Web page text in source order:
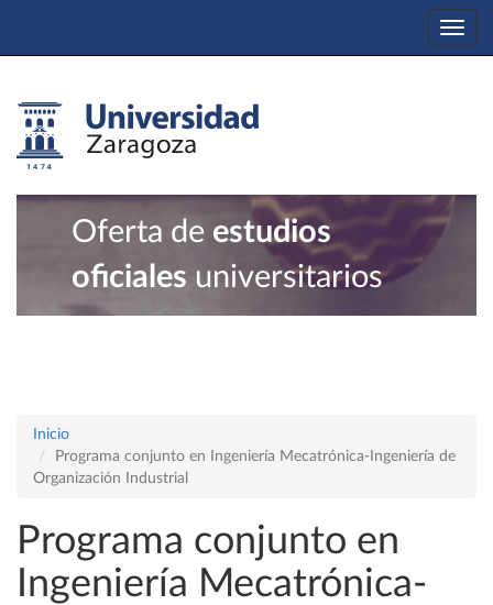
Oferta de estudios
oficiales universitarios
Inicio
Programa conjunto en Ingeniería Mecatrónica-Ingeniería de
Organización Industrial
Programa conjunto en
Ingeniería Mecatrónica-